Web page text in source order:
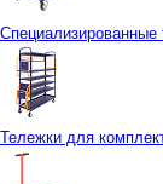
Специализированные
Тележки для